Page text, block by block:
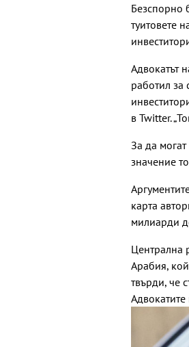
Безспорно
туитовете
Адвокатът
работил за
в Twitter.
За да
значение
карта
милиарди
Централна
Арабия,
твърди, че